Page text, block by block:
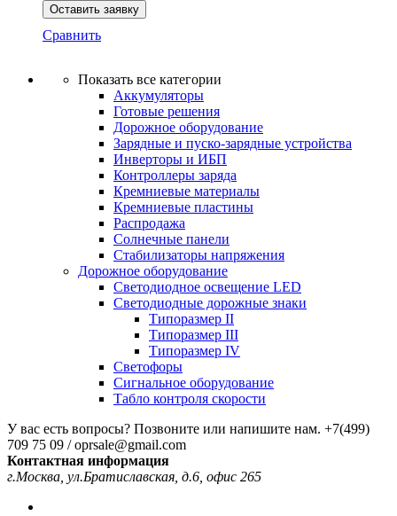
Оставить заявку
Сравнить
Показать все категории
Аккумуляторы
Готовые решения
Дорожное оборудование
Зарядные и пуско-зарядные устройства
Инверторы и ИБП
Контроллеры заряда
Кремниевые материалы
Кремниевые пластины
Распродажа
Солнечные панели
Стабилизаторы напряжения
Дорожное оборудование
Светодиодное освещение LED
Светодиодные дорожные знаки
Типоразмер II
Типоразмер III
Типоразмер IV
Светофоры
Сигнальное оборудование
Табло контроля скорости
У вас есть вопросы? Позвоните или напишите нам. +7(499)
709 75 09 / oprsale@gmail.com
Контактная информация
г.Москва, ул.Братиславская, д.6, офис 265